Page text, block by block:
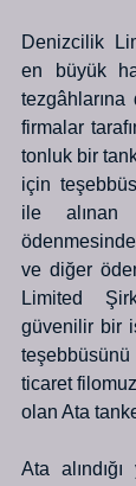
Denizcilik
en büyük
tezgâhlarına
firmalar
tonluk bir
için
ile alınan
ödenmesinde
ve diğer
Limited
güvenilir bir
ticaret
olan Ata
Ata